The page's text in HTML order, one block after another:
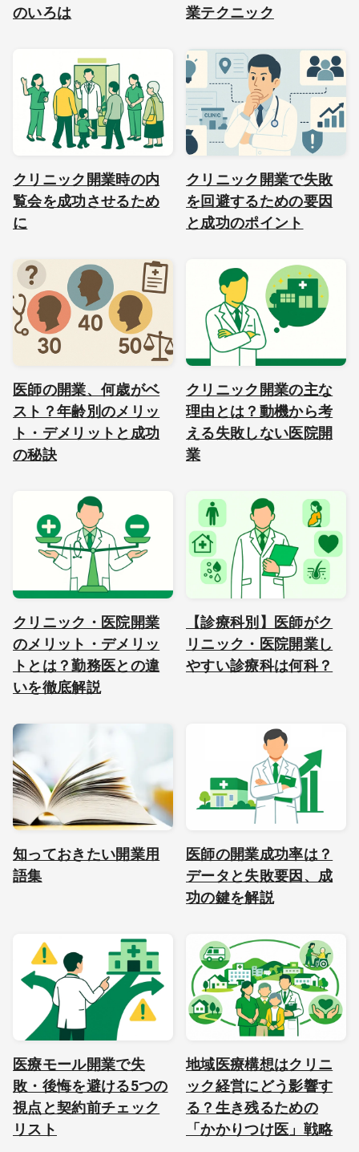
のいろは
業テクニック
クリニック開業時の内
覧会を成功させるため
に
クリニック開業で失敗
を回避するための要因
と成功のポイント
医師の開業、何歳がベ
スト？年齢別のメリッ
ト・デメリットと成功
の秘訣
クリニック開業の主な
理由とは？動機から考
える失敗しない医院開
業
クリニック・医院開業
のメリット・デメリッ
トとは？勤務医との違
いを徹底解説
【診療科別】医師がク
リニック・医院開業し
やすい診療科は何科？
知っておきたい開業用
語集
医師の開業成功率は？
データと失敗要因、成
功の鍵を解説
医療モール開業で失
敗・後悔を避ける5つの
視点と契約前チェック
リスト
地域医療構想はクリニ
ック経営にどう影響す
る？生き残るための
「かかりつけ医」戦略